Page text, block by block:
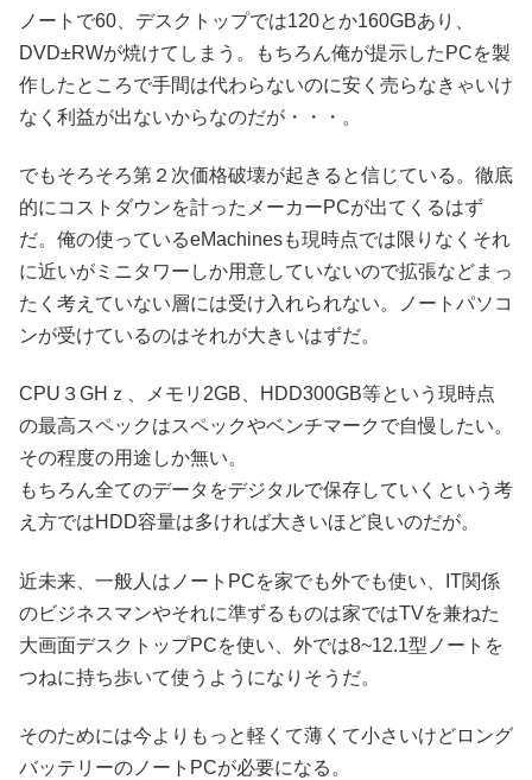
ノートで60、デスクトップでは120とか160GBあり、
DVD±RWが焼けてしまう。もちろん俺が提示したPCを製
作したところで手間は代わらないのに安く売らなきゃいけ
なく利益が出ないからなのだが・・・。
でもそろそろ第２次価格破壊が起きると信じている。徹底
的にコストダウンを計ったメーカーPCが出てくるはず
だ。俺の使っているeMachinesも現時点では限りなくそれ
に近いがミニタワーしか用意していないので拡張などまっ
たく考えていない層には受け入れられない。ノートパソコ
ンが受けているのはそれが大きいはずだ。
CPU３GHｚ、メモリ2GB、HDD300GB等という現時点
の最高スペックはスペックやベンチマークで自慢したい。
その程度の用途しか無い。
もちろん全てのデータをデジタルで保存していくという考
え方ではHDD容量は多ければ大きいほど良いのだが。
近未来、一般人はノートPCを家でも外でも使い、IT関係
のビジネスマンやそれに準ずるものは家ではTVを兼ねた
大画面デスクトップPCを使い、外では8~12.1型ノートを
つねに持ち歩いて使うようになりそうだ。
そのためには今よりもっと軽くて薄くて小さいけどロング
バッテリーのノートPCが必要になる。